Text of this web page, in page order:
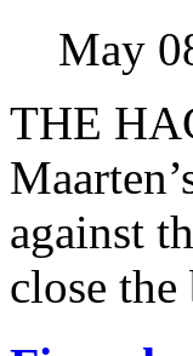
May
THE
against
close